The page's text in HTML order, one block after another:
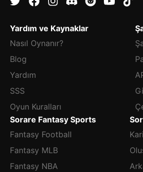
Yardım ve Kaynaklar
Nasıl Oynanır?
Blog
Yardım
SSS
Oyun Kuralları
Sorare Fantasy Sports
Fantasy Football
Fantasy MLB
Fantasy NBA